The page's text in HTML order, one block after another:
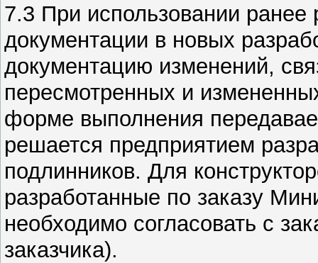
7.3 При использовании ранее
документации в новых
документацию изменений,
пересмотренных и
форме выполнения
решается предприятием
подлинников. Для
разработанные по заказу
необходимо согласовать с
заказчика).